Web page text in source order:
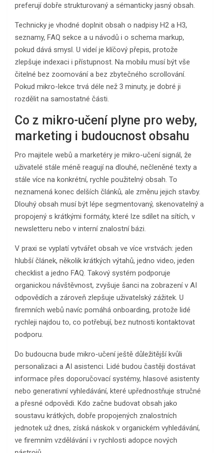
preferují dobře strukturovaný a sémanticky jasný obsah.
Technicky je vhodné doplnit obsah o nadpisy H2 a H3,
seznamy, FAQ sekce a u návodů i o schema markup,
pokud dává smysl. U videí je klíčový přepis, protože
zlepšuje indexaci i přístupnost. Na mobilu musí být vše
čitelné bez zoomování a bez zbytečného scrollování.
Pokud mikro-lekce trvá déle než 3 minuty, je dobré ji
rozdělit na samostatné části.
Co z mikro-učení plyne pro weby,
marketing i budoucnost obsahu
Pro majitele webů a marketéry je mikro-učení signál, že
uživatelé stále méně reagují na dlouhé, nečleněné texty a
stále více na konkrétní, rychle použitelný obsah. To
neznamená konec delších článků, ale změnu jejich stavby.
Dlouhý obsah musí být lépe segmentovaný, skenovatelný a
propojený s krátkými formáty, které lze sdílet na sítích, v
newsletteru nebo v interní znalostní bázi.
V praxi se vyplatí vytvářet obsah ve více vrstvách: jeden
hlubší článek, několik krátkých výtahů, jedno video, jeden
checklist a jedno FAQ. Takový systém podporuje
organickou návštěvnost, zvyšuje šanci na zobrazení v AI
odpovědích a zároveň zlepšuje uživatelský zážitek. U
firemních webů navíc pomáhá onboarding, protože lidé
rychleji najdou to, co potřebují, bez nutnosti kontaktovat
podporu.
Do budoucna bude mikro-učení ještě důležitější kvůli
personalizaci a AI asistenci. Lidé budou častěji dostávat
informace přes doporučovací systémy, hlasové asistenty
nebo generativní vyhledávání, které upřednostňuje stručné
a přesné odpovědi. Kdo začne budovat obsah jako
soustavu krátkých, dobře propojených znalostních
jednotek už dnes, získá náskok v organickém vyhledávání,
ve firemním vzdělávání i v rychlosti adopce nových